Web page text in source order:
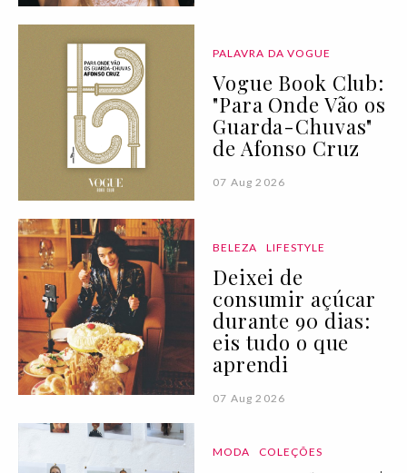
PALAVRA DA VOGUE
Vogue Book Club:
"Para Onde Vão os
Guarda-Chuvas"
de Afonso Cruz
07 Aug 2026
BELEZA LIFESTYLE
Deixei de
consumir açúcar
durante 90 dias:
eis tudo o que
aprendi
07 Aug 2026
MODA COLEÇÕES